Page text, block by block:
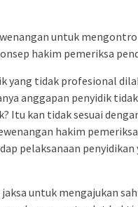
untuk
hakim pemeriksa
yang tidak profesional
anggapan penyidik
Itu kan tidak sesuai
hakim
pelaksanaan penyidikan
untuk mengajukan